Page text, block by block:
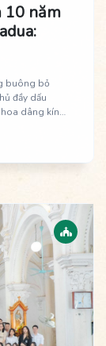
10 năm
buông bỏ
đầy dấu
dâng kính
trở về.